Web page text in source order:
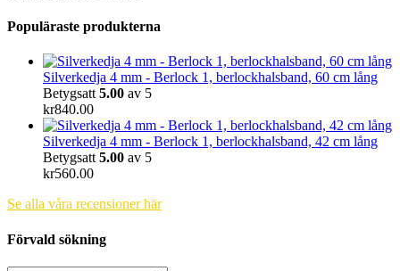
Populäraste produkterna
Silverkedja 4 mm - Berlock 1, berlockhalsband, 60 cm lång
Betygsatt 5.00 av 5
kr840.00
Silverkedja 4 mm - Berlock 1, berlockhalsband, 42 cm lång
Betygsatt 5.00 av 5
kr560.00
Se alla våra recensioner här
Förvald sökning